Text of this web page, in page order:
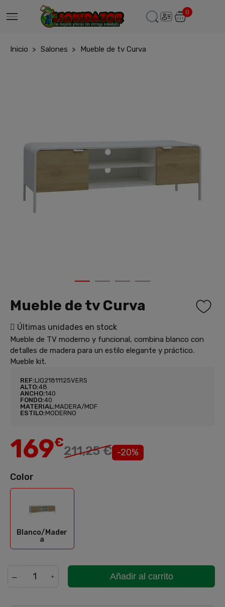
0
Inicio Salones Mueble de tv Curva
Mueble de tv Curva
Últimas unidades en stock
Mueble de TV moderno y funcional, combina blanco con
detalles de madera para un estilo elegante y práctico.
Mueble kit.
REF:LIQ21811125VERS
ALTO:48
ANCHO:140
FONDO:40
MATERIAL:MADERA/MDF
ESTILO:MODERNO
169€
211,25 € -20%
Color
Blanco/Mader
a
Añadir al carrito